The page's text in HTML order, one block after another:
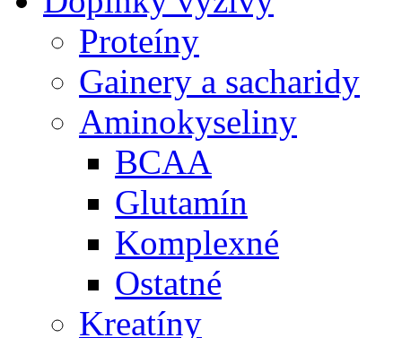
Proteíny
Gainery a sacharidy
Aminokyseliny
BCAA
Glutamín
Komplexné
Ostatné
Kreatíny